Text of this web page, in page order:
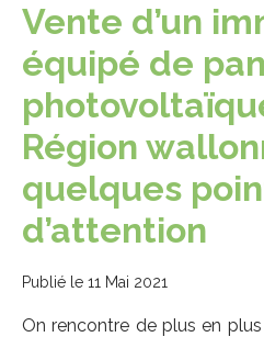
Vente d’un
équipé de
Région
quelques
d’attention
Publié le 11 Mai 2021
On rencontre de plus en